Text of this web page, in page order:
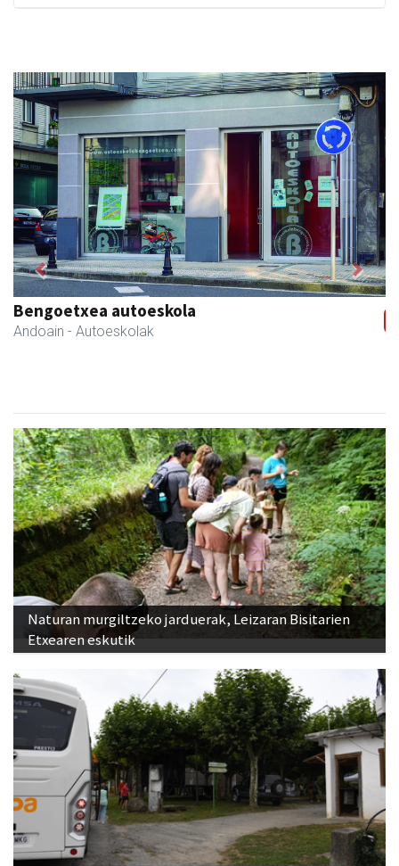
Bengoetxea autoeskola
Andoain - Autoeskolak
Previous Next
Naturan murgiltzeko jarduerak, Leizaran Bisitarien
Etxearen eskutik